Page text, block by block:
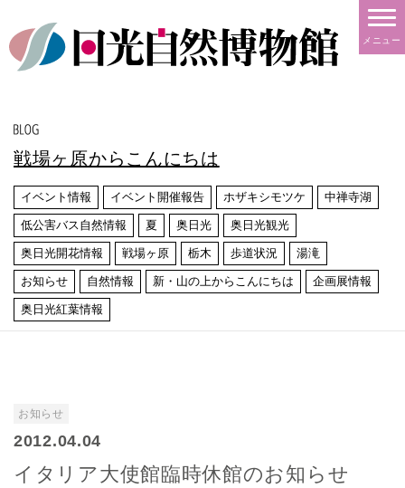
メニュー
戦場ヶ原からこんにちは
イベント情報 イベント開催報告 ホザキシモツケ 中禅寺湖
低公害バス自然情報 夏 奥日光 奥日光観光
奥日光開花情報 戦場ヶ原 栃木 歩道状況 湯滝
お知らせ 自然情報 新・山の上からこんにちは 企画展情報
奥日光紅葉情報
お知らせ
2012.04.04
イタリア大使館臨時休館のお知らせ